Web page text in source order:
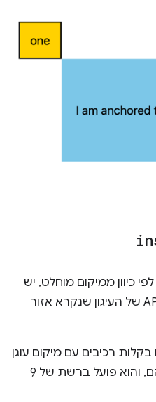
כיוון ממיקום מוחלט, יש
מנגנון פריסה חדש שכלול ב-API של העיגון שנקרא אזור
רכיבים עם מיקום עוגן
ביחס לעוגנים המתאימים שלהם, והוא פועל ברשת של 9